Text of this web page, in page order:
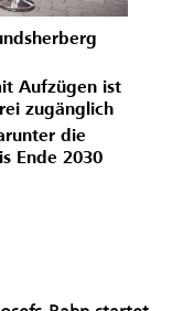
Aufzügen ist
zugänglich
die
Ende 2030